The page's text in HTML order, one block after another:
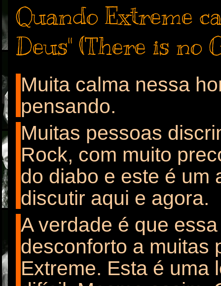
Quando Extreme
Deus" (There is no
Muita calma nessa
pensando.
Muitas pessoas
Rock, com muito
do diabo e este é um
discutir aqui e agora.
A verdade é que
desconforto a muitas
Extreme. Esta é uma